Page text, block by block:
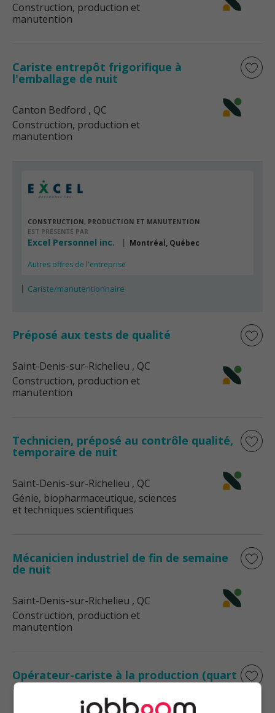
Construction, production et
manutention
Cariste entrepôt frigorifique à
l'emballage de nuit
Canton Bedford , QC
Construction, production et
manutention
CONSTRUCTION, PRODUCTION ET MANUTENTION
EST PRÉSENTÉ PAR
Excel Personnel inc. Montréal, Québec
Autres offres de l'entreprise
Cariste/manutentionnaire
Préposé aux tests de qualité
Saint-Denis-sur-Richelieu , QC
Construction, production et
manutention
Technicien, préposé au contrôle qualité,
temporaire de nuit
Saint-Denis-sur-Richelieu , QC
Génie, biopharmaceutique, sciences
et techniques scientifiques
Mécanicien industriel de fin de semaine
de nuit
Saint-Denis-sur-Richelieu , QC
Construction, production et
manutention
Opérateur-cariste à la production (quart
de nuit)